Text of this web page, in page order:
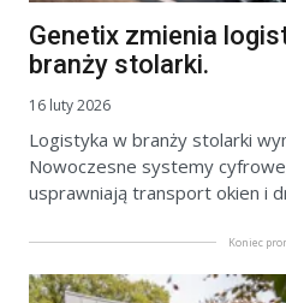
Genetix zmienia
branży stolarki.
16 luty 2026
Logistyka w branży stolarki
Nowoczesne systemy
usprawniają transport okien i
Koniec